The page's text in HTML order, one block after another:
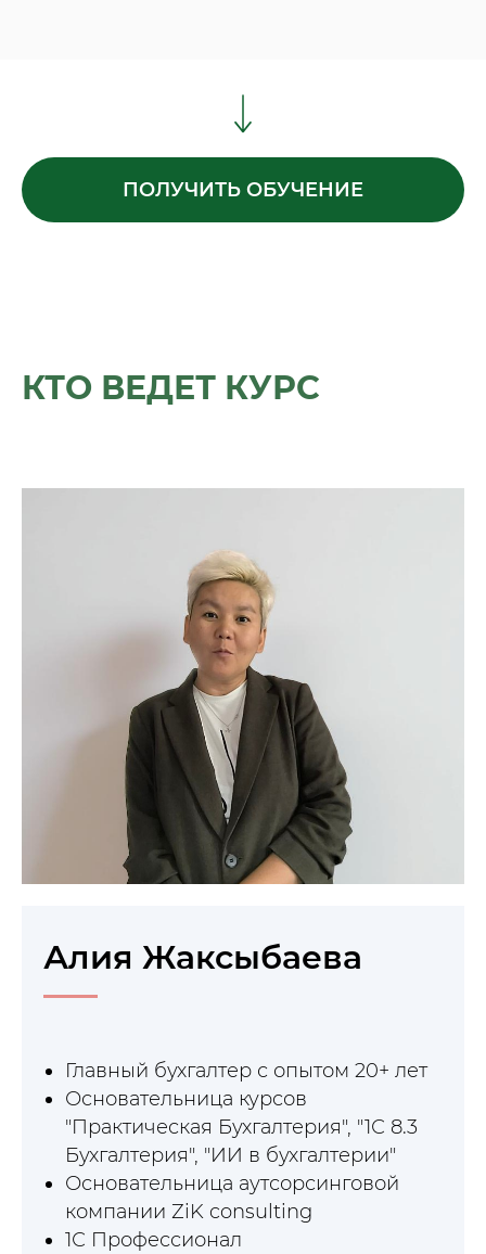
ПОЛУЧИТЬ ОБУЧЕНИЕ
КТО ВЕДЕТ КУРС
Алия Жаксыбаева
Главный бухгалтер с опытом 20+ лет
Основательница курсов
"Практическая Бухгалтерия", "1С 8.3
Бухгалтерия", "ИИ в бухгалтерии"
Основательница аутсорсинговой
компании ZiK consulting
1С Профессионал